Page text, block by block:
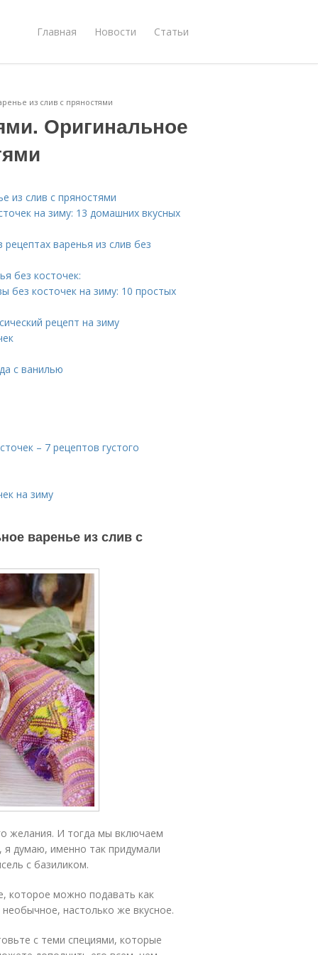
Главная Новости Статьи
из слив с пряностями
Оригинальное
из слив с пряностями
на зиму: 13 домашних вкусных
варенья из слив без
без косточек:
без косточек на зиму: 10 простых
рецепт на зиму
с ванилью
– 7 рецептов густого
на зиму
варенье из слив с
желания. И тогда мы включаем
думаю, именно так придумали
с базиликом.
которое можно подавать как
настолько же вкусное.
с теми специями, которые